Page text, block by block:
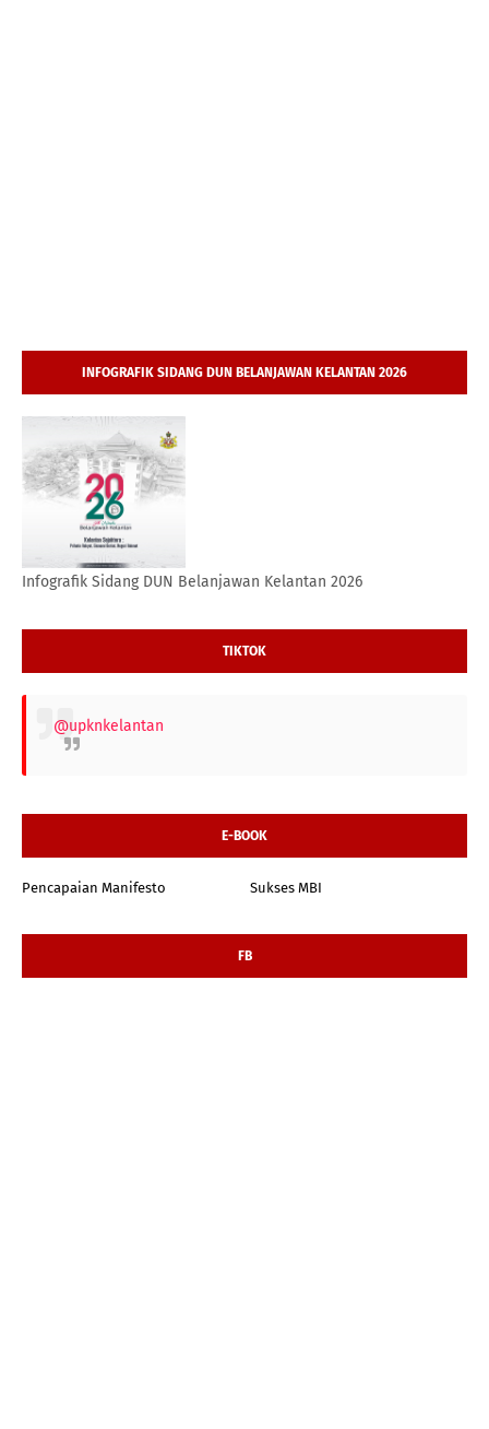
INFOGRAFIK SIDANG DUN BELANJAWAN KELANTAN 2026
Infografik Sidang DUN Belanjawan Kelantan 2026
TIKTOK
@upknkelantan
E-BOOK
Pencapaian Manifesto Sukses MBI
FB